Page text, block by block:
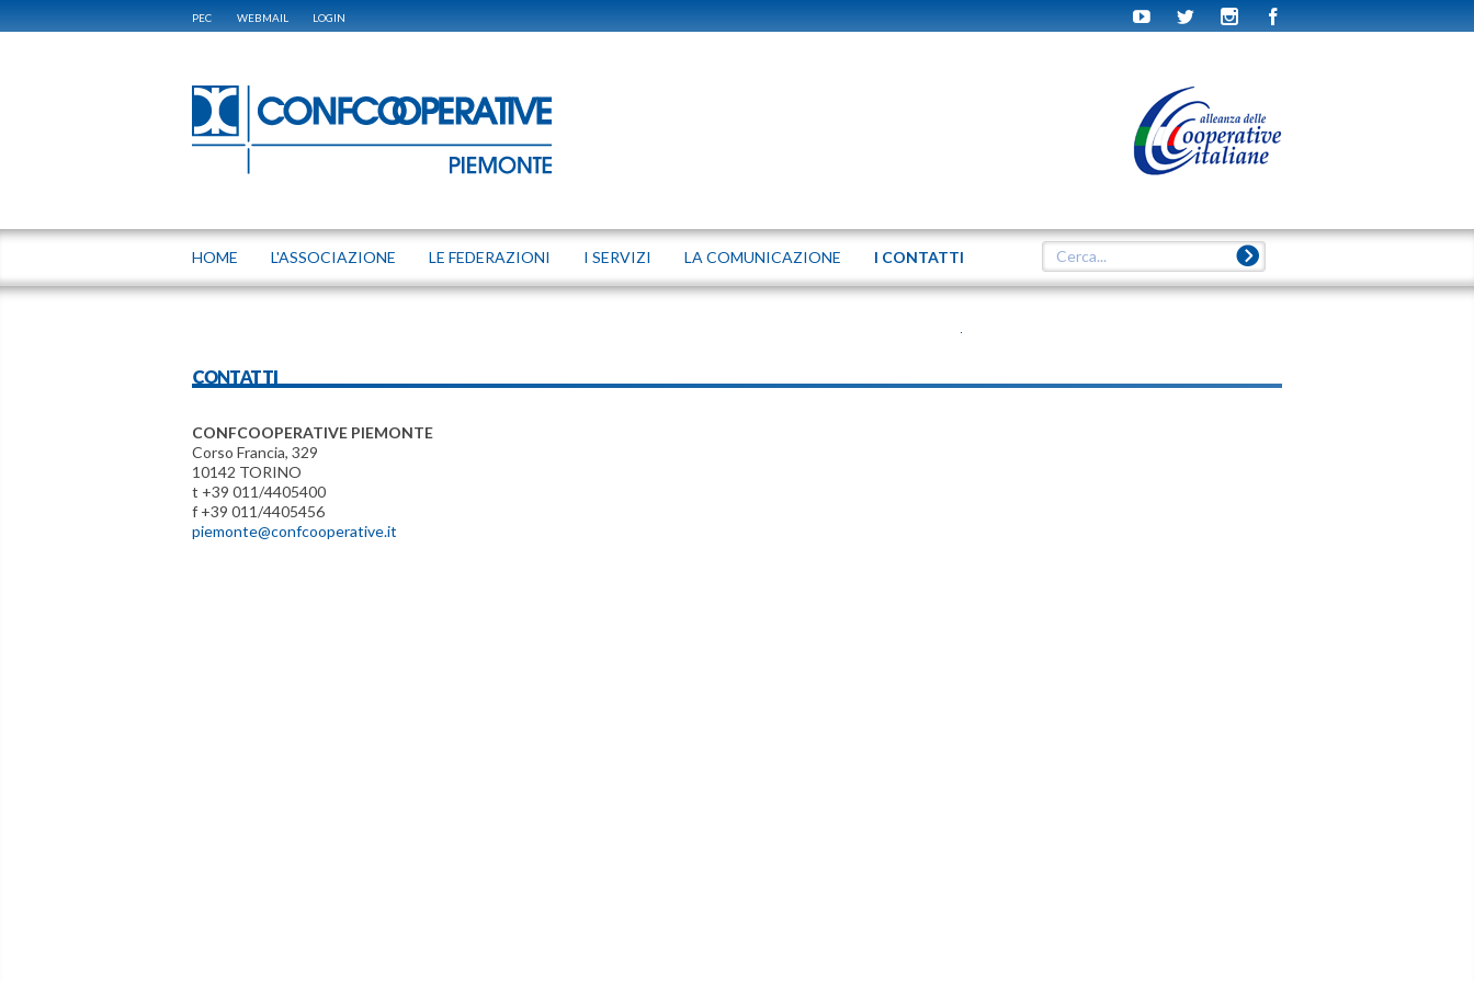
PEC WEBMAIL LOGIN
HOME L'ASSOCIAZIONE LE FEDERAZIONI I SERVIZI LA COMUNICAZIONE I CONTATTI
CONTATTI
CONFCOOPERATIVE PIEMONTE
Corso Francia, 329
10142 TORINO
t +39 011/4405400
f +39 011/4405456
piemonte@confcooperative.it